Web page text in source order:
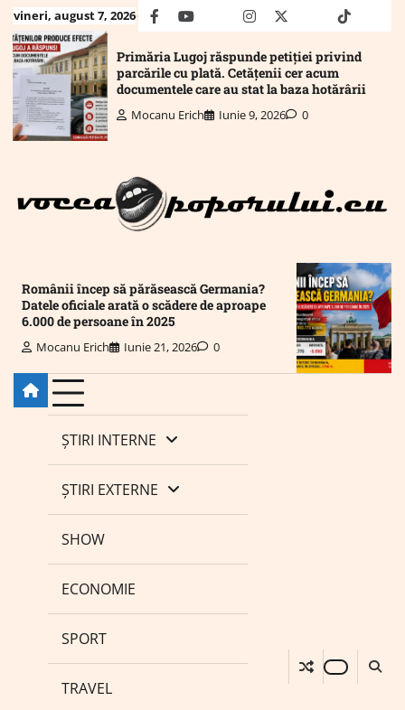
Skip
to
content
vineri, august 7, 2026 facebookyoutubeMailinstagram
twitter truthtiktok
Primăria Lugoj răspunde petiției privind
parcările cu plată. Cetățenii cer acum
documentele care au stat la baza hotărârii
Mocanu Erich Iunie 9, 2026 0
Românii încep să părăsească Germania?
Datele oficiale arată o scădere de aproape
6.000 de persoane în 2025
Mocanu Erich Iunie 21, 2026 0
ȘTIRI INTERNE
ȘTIRI EXTERNE
SHOW
ECONOMIE
SPORT
TRAVEL